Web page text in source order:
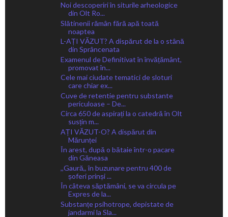
Noi descoperiri în siturile arheologice
din Olt Ro...
Slătinenii rămân fără apă toată
noaptea
L-AȚI VĂZUT? A dispărut de la o stână
din Sprâncenata
Examenul de Definitivat în învățământ,
promovat în...
Cele mai ciudate tematici de sloturi
care chiar ex...
Cuve de retentie pentru substante
periculoase – De...
Circa 650 de aspirați la o catedră în Olt
susțin m...
AȚI VĂZUT-O? A dispărut din
Mărunței
În arest, după o bătaie într-o pacare
din Găneasa
,,Gaură,, în buzunare pentru 400 de
șoferi prinși ...
În câteva săptămâni, se va circula pe
Expres de la...
Substanțe psihotrope, depistate de
jandarmi la Sla...